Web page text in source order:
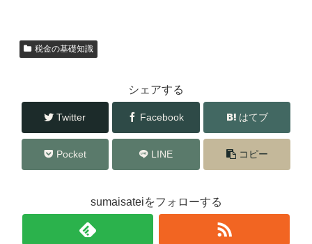
b
o
k
税金の基礎知識
シェアする
Twitter Facebook はてブ
Pocket LINE コピー
sumaisateiをフォローする